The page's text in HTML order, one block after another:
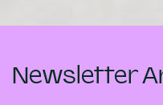
Newsletter